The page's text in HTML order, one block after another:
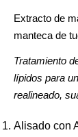
Extracto de
manteca de
Tratamiento
lípidos para
realineado,
Alisado con